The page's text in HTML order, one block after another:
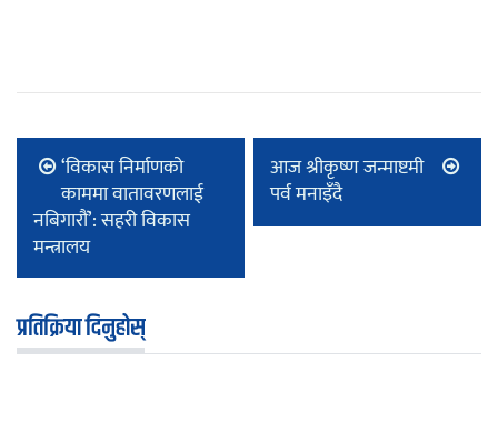
‘विकास निर्माणको
काममा वातावरणलाई
नबिगारौं’: सहरी विकास
मन्त्रालय
आज श्रीकृष्ण जन्माष्टमी
पर्व मनाइँदै
प्रतिक्रिया दिनुहोस्